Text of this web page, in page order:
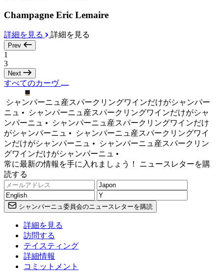
Champagne Eric Lemaire
詳細を見る 詳細を見る
Prev
1
3
Next
すべてのカーヴ
シャンパーニュ産スパークリングワインだけがシャンパー
ニュ •
シャンパーニュ産スパークリングワインだけがシャ
ンパーニュ •
シャンパーニュ産スパークリングワインだけ
がシャンパーニュ •
シャンパーニュ産スパークリングワイ
ンだけがシャンパーニュ •
シャンパーニュ産スパークリン
グワインだけがシャンパーニュ •
常に最新の情報を手に入れましょう！ ニュースレターを購
読する
シャンパーニュ委員会のニュースレターを購読
詳細を見る
訪問する
テイスティング
詳細情報
コミットメント